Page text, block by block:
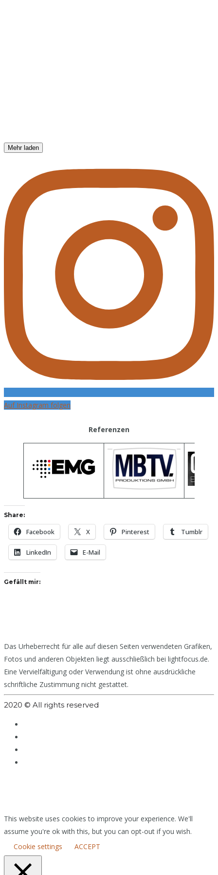
Mehr laden
Auf Instagram folgen
Referenzen
Share:
Facebook X Pinterest Tumblr
LinkedIn E-Mail
Gefällt mir:
Das Urheberrecht für alle auf diesen Seiten verwendeten Grafiken,
Fotos und anderen Objekten liegt ausschließlich bei lightfocus.de.
Eine Vervielfältigung oder Verwendung ist ohne ausdrückliche
schriftliche Zustimmung nicht gestattet.
2020 © All rights reserved
This website uses cookies to improve your experience. We'll
assume you're ok with this, but you can opt-out if you wish.
Cookie settings
ACCEPT